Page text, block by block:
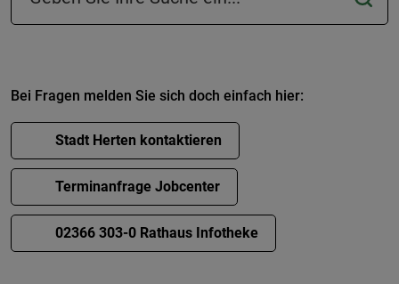
Bei Fragen melden Sie sich doch einfach hier:
Stadt Herten kontaktieren
Terminanfrage Jobcenter
02366 303-0 Rathaus Infotheke